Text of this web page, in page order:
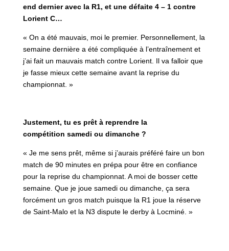
end dernier avec la R1, et une défaite 4 – 1 contre
Lorient C…
« On a été mauvais, moi le premier. Personnellement, la
semaine dernière a été compliquée à l’entraînement et
j’ai fait un mauvais match contre Lorient. Il va falloir que
je fasse mieux cette semaine avant la reprise du
championnat. »
Justement, tu es prêt à reprendre la
compétition samedi ou dimanche ?
« Je me sens prêt, même si j’aurais préféré faire un bon
match de 90 minutes en prépa pour être en confiance
pour la reprise du championnat. A moi de bosser cette
semaine. Que je joue samedi ou dimanche, ça sera
forcément un gros match puisque la R1 joue la réserve
de Saint-Malo et la N3 dispute le derby à Locminé. »